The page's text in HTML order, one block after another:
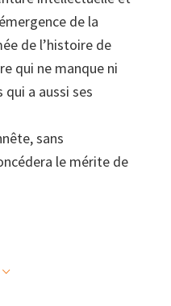
de la
de l’histoire de
qui ne manque ni
qui a aussi ses
sans
le mérite de